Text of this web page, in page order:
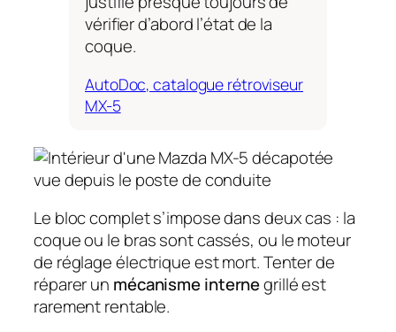
vérifier d’abord l’état de la
coque.
AutoDoc, catalogue rétroviseur
MX-5
Le bloc complet s’impose dans deux cas : la
coque ou le bras sont cassés, ou le moteur
de réglage électrique est mort. Tenter de
réparer un mécanisme internegrillé est
rarement rentable.